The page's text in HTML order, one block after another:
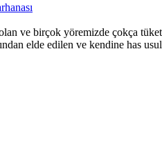
ve birçok yöremizde çokça
elde edilen ve kendine has